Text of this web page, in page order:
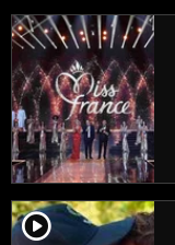
player2